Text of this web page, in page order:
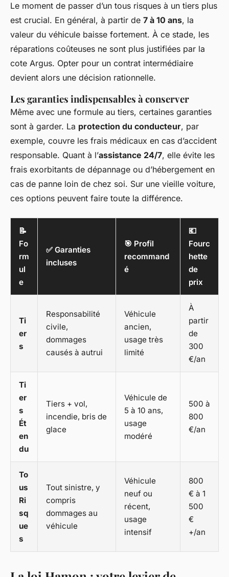
Le moment de passer d’un tous risques à un tiers plus
est crucial. En général, à partir de 7 à 10 ans, la
valeur du véhicule baisse fortement. À ce stade, les
réparations coûteuses ne sont plus justifiées par la
cote Argus. Opter pour un contrat intermédiaire
devient alors une décision rationnelle.
Les garanties indispensables à conserver
Même avec une formule au tiers, certaines garanties
sont à garder. La protection du conducteur, par
exemple, couvre les frais médicaux en cas d’accident
responsable. Quant à l’assistance 24/7, elle évite les
frais exorbitants de dépannage ou d’hébergement en
cas de panne loin de chez soi. Sur une vieille voiture,
ces options peuvent faire toute la différence.
📝
Fo
rm
ul
e
✅ Garanties
incluses
🎯 Profil
recommand
é
💶
Fourc
hette
de
prix
Ti
er
s
Responsabilité
civile,
dommages
causés à autrui
Véhicule
ancien,
usage très
limité
À
partir
de
300
€/an
Ti
er
s
Ét
en
du
Tiers + vol,
incendie, bris de
glace
Véhicule de
5 à 10 ans,
usage
modéré
500 à
800
€/an
To
us
Ri
sq
ue
s
Tout sinistre, y
compris
dommages au
véhicule
Véhicule
neuf ou
récent,
usage
intensif
800
€ à 1
500
€
+/an